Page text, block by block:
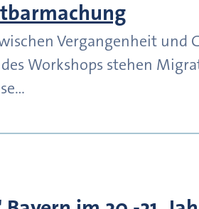
Vergangenheit
Workshops stehen